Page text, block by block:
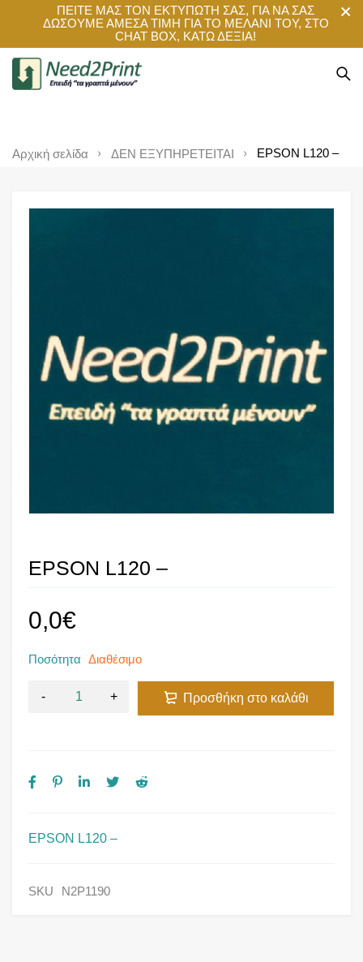
ΠΕΙΤΕ ΜΑΣ ΤΟΝ ΕΚΤΥΠΩΤΗ ΣΑΣ, ΓΙΑ ΝΑ ΣΑΣ
ΔΩΣΟΥΜΕ ΑΜΕΣΑ ΤΙΜΗ ΓΙΑ ΤΟ ΜΕΛΑΝΙ ΤΟΥ, ΣΤΟ
CHAT BOX, ΚΑΤΩ ΔΕΞΙΑ!
Αρχική σελίδα ΔΕΝ ΕΞΥΠΗΡΕΤΕΙΤΑΙ EPSON L120 –
EPSON L120 –
EPSON L120 –
0,0€
Ποσότητα Διαθέσιμο
Προσθήκη στο καλάθι
SKU N2P1190